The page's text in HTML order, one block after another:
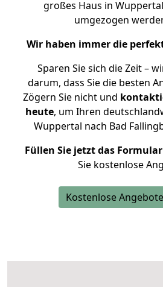
großes Haus in
umgezogen
Wir haben immer die
Sparen Sie sich die Zeit –
darum, dass Sie die besten
Zögern Sie nicht und
heute, um Ihren
Wuppertal nach Bad
Füllen Sie jetzt das
Sie kostenlose
Kostenlose